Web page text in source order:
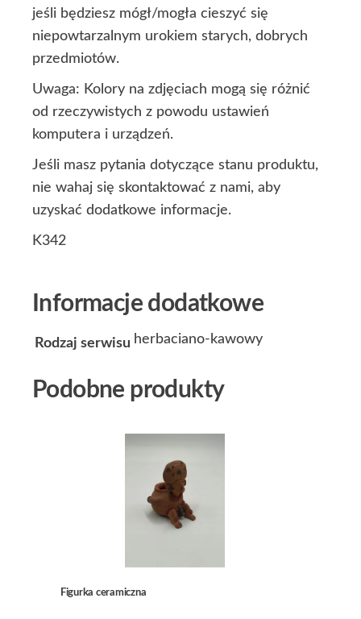
jeśli będziesz mógł/mogła cieszyć się
niepowtarzalnym urokiem starych, dobrych
przedmiotów.
Uwaga: Kolory na zdjęciach mogą się różnić
od rzeczywistych z powodu ustawień
komputera i urządzeń.
Jeśli masz pytania dotyczące stanu produktu,
nie wahaj się skontaktować z nami, aby
uzyskać dodatkowe informacje.
K342
Informacje dodatkowe
Rodzaj serwisu herbaciano-kawowy
Podobne produkty
Figurka ceramiczna